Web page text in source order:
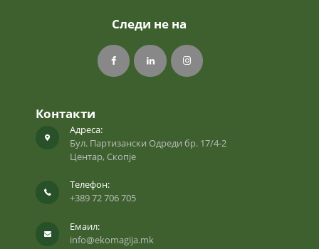
Следи не на
Контакти
Адреса:
Бул. Партизански Одреди бр. 17/4-2
Центар, Скопје
Телефон:
+389 72 706 705
Емаил:
info@ekomagija.mk